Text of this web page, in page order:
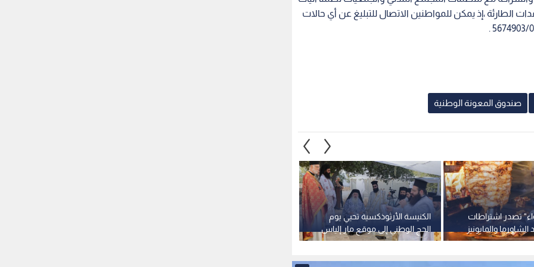
الطارئة ،إذ يمكن للمواطنين الاتصال للتبليغ عن أي حالات
صندوق المعونة الوطنية
الكنيسة الأرثوذكسية تحيي يوم
الحج الوطني إلى موقع مار إلياس
الأثري في عجلون
تصدر اشتراطات
والمايونيز